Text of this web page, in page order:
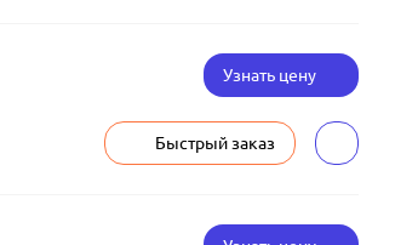
Узнать цену
Быстрый заказ